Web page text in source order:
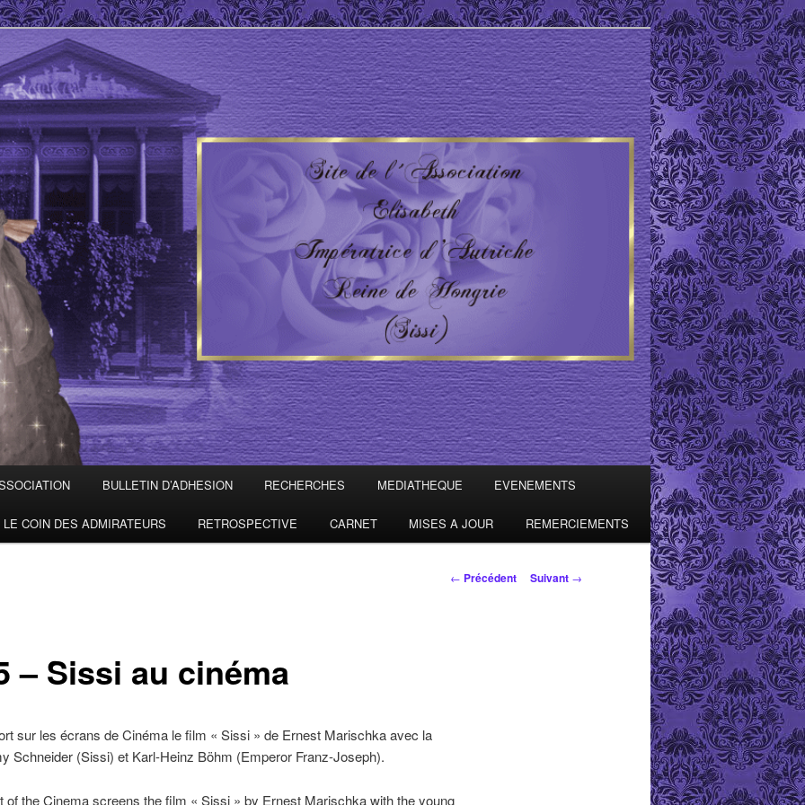
– HONGRIE
d'Autriche – Reine de Hongrie
BULLETIN D’ADHESION RECHERCHES MEDIATHEQUE EVENEMENTS
LE COIN DES ADMIRATEURS RETROSPECTIVE CARNET MISES A JOUR REMERCIEMENTS
Navigation des
← Précédent Suivant →
– Sissi au cinéma
sur les écrans de Cinéma le film « Sissi » de Ernest Marischka avec la
Schneider (Sissi) et Karl-Heinz Böhm (Emperor Franz-Joseph).
of the Cinema screens the film « Sissi » by Ernest Marischka with the young